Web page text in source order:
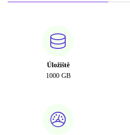
Úložiště
1000 GB